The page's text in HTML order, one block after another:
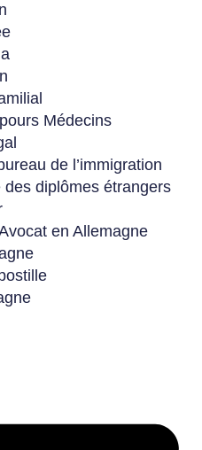
Médecins
de l’immigration
des diplômes étrangers
en Allemagne